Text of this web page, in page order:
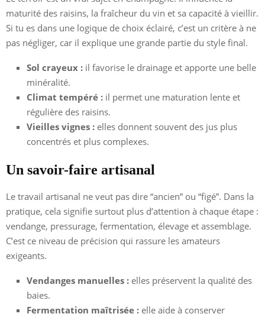
maturité des raisins, la fraîcheur du vin et sa capacité à vieillir.
Si tu es dans une logique de choix éclairé, c’est un critère à ne
pas négliger, car il explique une grande partie du style final.
Sol crayeux : il favorise le drainage et apporte une belle
minéralité.
Climat tempéré : il permet une maturation lente et
régulière des raisins.
Vieilles vignes : elles donnent souvent des jus plus
concentrés et plus complexes.
Un savoir-faire artisanal
Le travail artisanal ne veut pas dire “ancien” ou “figé”. Dans la
pratique, cela signifie surtout plus d’attention à chaque étape :
vendange, pressurage, fermentation, élevage et assemblage.
C’est ce niveau de précision qui rassure les amateurs
exigeants.
Vendanges manuelles : elles préservent la qualité des
baies.
Fermentation maîtrisée : elle aide à conserver